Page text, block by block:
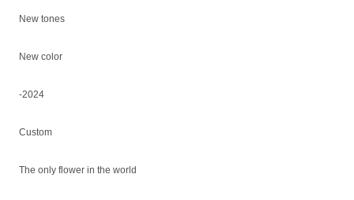
New tones
New color
-2024
Custom
The only flower in the world